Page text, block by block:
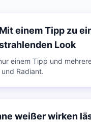
einem Tipp zu
Look
einem Tipp und
Radiant.
weißer wirken